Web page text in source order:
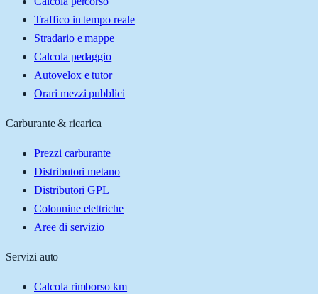
Traffico in tempo reale
Stradario e mappe
Calcola pedaggio
Autovelox e tutor
Orari mezzi pubblici
Carburante & ricarica
Prezzi carburante
Distributori metano
Distributori GPL
Colonnine elettriche
Aree di servizio
Servizi auto
Calcola rimborso km